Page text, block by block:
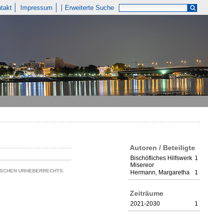
Impressum Erweiterte Suche
Autoren / Beteiligte
1
Bischöfliches Hilfswerk
Misereor
1
Hermann, Margaretha
Zeiträume
1
2021-2030
URHEBERRECHTS.